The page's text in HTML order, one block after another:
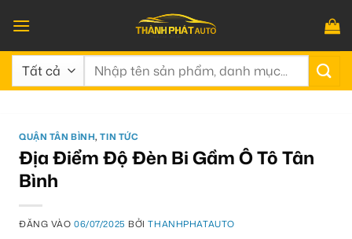
qua
nội
dung
Tìm
QUẬN TÂN BÌNH,TIN TỨC
Địa Điểm Độ Đèn Bi Gầm Ô Tô Tân
Bình
ĐĂNG VÀO06/07/2025 BỞITHANHPHATAUTO